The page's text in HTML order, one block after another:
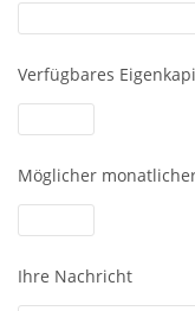
Verfügbares
Möglicher
Ihre Nachricht